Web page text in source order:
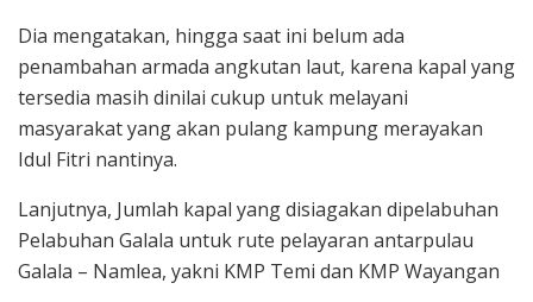
Dia mengatakan, hingga saat ini belum ada
penambahan armada angkutan laut, karena kapal yang
tersedia masih dinilai cukup untuk melayani
masyarakat yang akan pulang kampung merayakan
Idul Fitri nantinya.
Lanjutnya, Jumlah kapal yang disiagakan dipelabuhan
Pelabuhan Galala untuk rute pelayaran antarpulau
Galala – Namlea, yakni KMP Temi dan KMP Wayangan